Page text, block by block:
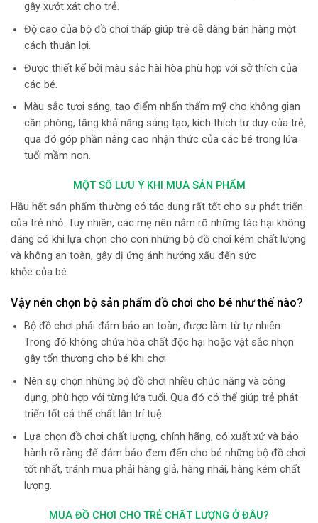
gây xướt xát cho trẻ.
Độ cao của bộ đồ chơi thấp giúp trẻ dễ dàng bán hàng một
cách thuận lợi.
Được thiết kế bởi màu sắc hài hòa phù hợp với sở thích của
các bé.
Màu sắc tươi sáng, tạo điểm nhấn thẩm mỹ cho không gian
căn phòng, tăng khả năng sáng tạo, kích thích tư duy của trẻ,
qua đó góp phần nâng cao nhận thức của các bé trong lứa
tuổi mầm non.
MỘT SỐ LƯU Ý KHI MUA SẢN PHẨM
Hầu hết sản phẩm thường có tác dụng rất tốt cho sự phát triển
của trẻ nhỏ. Tuy nhiên, các mẹ nên nắm rõ những tác hại không
đáng có khi lựa chọn cho con những bộ đồ chơi kém chất lượng
và không an toàn, gây dị ứng ảnh hưởng xấu đến sức
khỏe của bé.
Vậy nên chọn bộ sản phẩm đồ chơi cho bé như thế nào?
Bộ đồ chơi phải đảm bảo an toàn, được làm từ tự nhiên.
Trong đó không chứa hóa chất độc hại hoặc vật sắc nhọn
gây tổn thương cho bé khi chơi
Nên sự chọn những bộ đồ chơi nhiều chức năng và công
dụng, phù hợp với từng lứa tuổi. Qua đó có thể giúp trẻ phát
triển tốt cả thể chất lẫn trí tuệ.
Lựa chọn đồ chơi chất lượng, chính hãng, có xuất xứ và bảo
hành rõ ràng để đảm bảo đem đến cho bé những bộ đồ chơi
tốt nhất, tránh mua phải hàng giả, hàng nhái, hàng kém chất
lượng.
MUA ĐỒ CHƠI CHO TRẺ CHẤT LƯỢNG Ở ĐÂU?